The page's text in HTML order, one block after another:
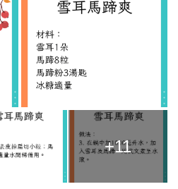
+11